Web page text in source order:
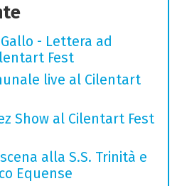
- Lettera ad
Fest
live al Cilentart
Show al Cilentart Fest
alla S.S. Trinità e
Equense